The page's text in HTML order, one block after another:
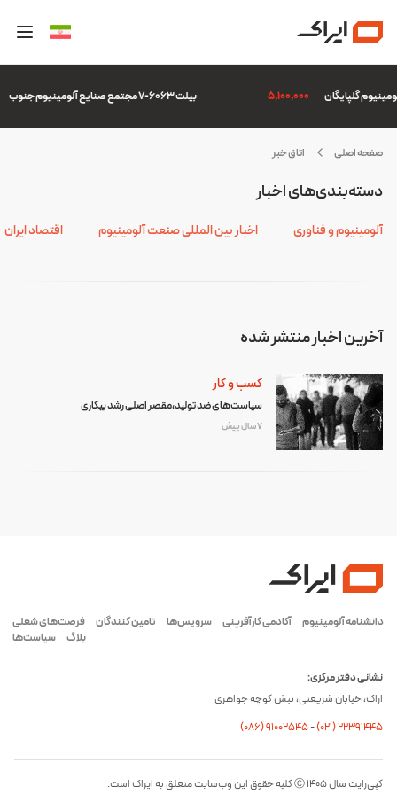
بیلت 6063-7 مجتمع صنایع آلومینیوم جنوب 5,100,000
صفحه اصلی اتاق خبر
وزارت
آخرین اخبار منتشر شده
کسب و کار
سیاست‌های ضد تولید،مقصر اصلی رشد بیکاری
7 سال پیش
دسته‌بندی‌های اخبار
آلومینیوم و فناوری اخبار بین المللی صنعت آلومینیوم اقتصاد ایران
دانشنامه آلومینیوم آکادمی کارآفرینی سرویس‌ها تامین کنندگان
فرصت‌های شغلی
بلاگ
سیاست‌ها
نشانی دفتر مرکزی:
اراک، خیابان شریعتی، نبش کوچه جواهری
(۰۸۶) ۹۱۰۰۲۵۴۵-(۰21) 22391445
کپی‌رایت سال ۱۴۰۵ Ⓒ کلیه حقوق این وب‌سایت متعلق به ایراک است.